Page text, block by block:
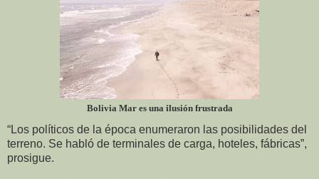
Bolivia Mar es una ilusión frustrada
“Los políticos de la época enumeraron las posibilidades del
terreno. Se habló de terminales de carga, hoteles, fábricas”,
prosigue.